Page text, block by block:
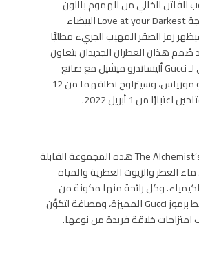
الفاتن الخالي من الهموم باللون
الذهبي. وعلى زجاجة Love at your Darkest البيضاء
رمز الصقر المهيب الجريء مطليًّا
صُمم هذان العطران الجديدان بتعاون
من المدير الإبداعي لـ Gucci أليساندرو ميشيل مع صانع
العطور البارع ألبيرتو مورياس، وسيتراوح نطاقهما من 12
استوحت The Alchemist’s Garden هذه المجموعة القابلة
العطر والزيوت العطرية والمياه
وكل رائحة منها مكونة من
مركب أساسي مرتبط برموز Gucci المميزة، ومصاغة لتكوِّن
خلاقة فريدة من نوعها.